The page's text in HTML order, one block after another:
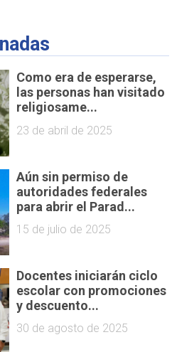
Como era de esperarse,
las personas han visitado
religiosame...
23 de abril de 2025
Aún sin permiso de
autoridades federales
para abrir el Parad...
15 de julio de 2025
Docentes iniciarán ciclo
escolar con promociones
y descuento...
30 de agosto de 2025